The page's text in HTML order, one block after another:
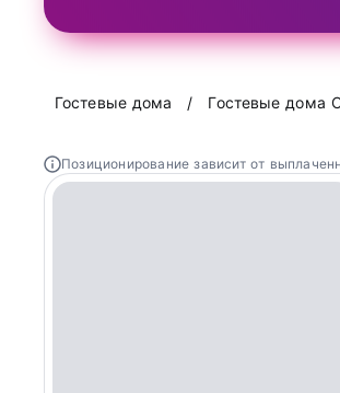
Гостевые дома Гостевые дома
Позиционирование зависит от